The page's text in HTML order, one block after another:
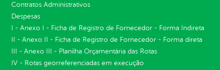
Contratos Administrativos
Despesas
I - Anexo I - Ficha de Registro de Fornecedor - Forma Indireta
II - Anexo II - Ficha de Registro de Fornecedor - Forma direta
III - Anexo III - Planilha Orçamentária das Rotas
IV - Rotas georreferenciadas em execução